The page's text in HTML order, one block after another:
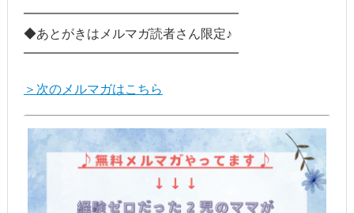
━━━━━━━━━━━━━━━━━
◆あとがきはメルマガ読者さん限定♪
━━━━━━━━━━━━━━━━━
＞次のメルマガはこちら